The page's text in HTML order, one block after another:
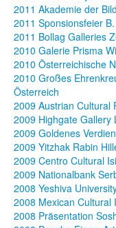
2011 Akademie der
2011 Sponsionsfeier
2011 Bollag Galleries
2010 Galerie Prisma
2010 Österreichische
2010 Großes
Österreich
2009 Austrian Cultural
2009 Highgate Gallery
2009 Goldenes
2009 Yitzhak Rabin
2009 Centro Cultural
2009 Nationalbank
2008 Yeshiva
2008 Mexican Cultural
2008 Präsentation